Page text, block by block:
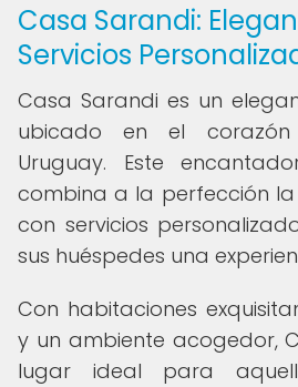
Casa Sarandi:
Servicios
Casa Sarandi es un
ubicado en el corazón
Uruguay. Este
combina a la perfección
con servicios
sus huéspedes una
Con habitaciones
y un ambiente acogedor,
lugar ideal para